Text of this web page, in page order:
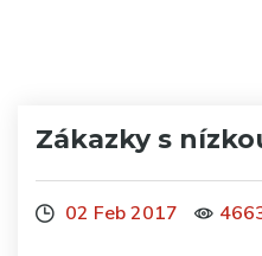
Zákazky s
02 Feb 2017